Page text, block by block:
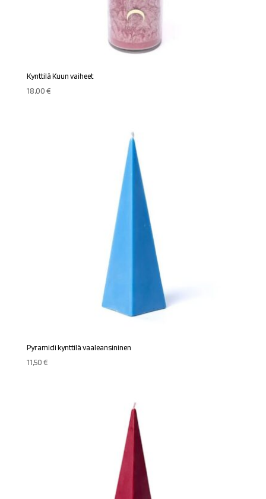
Kynttilä Kuun vaiheet
18,00€
Pyramidi kynttilä vaaleansininen
11,50€